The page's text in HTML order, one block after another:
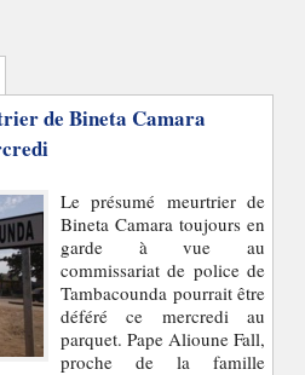
de Bineta Camara
Le présumé meurtrier de
Bineta Camara toujours en
garde à vue au
commissariat de police de
Tambacounda pourrait être
déféré ce mercredi au
parquet. Pape Alioune Fall,
proche de la famille